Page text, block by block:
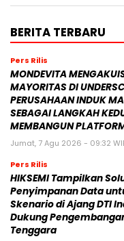
BERITA TERBARU
Pers Rilis
MONDEVITA
MAYORITAS DI
PERUSAHAAN INDUK
SEBAGAI LANGKAH
MEMBANGUN
Jumat, 7 Agu 2026 - 09:32
Pers Rilis
HIKSEMI Tampilkan
Penyimpanan Data
Skenario di Ajang DTI
Dukung
Tenggara